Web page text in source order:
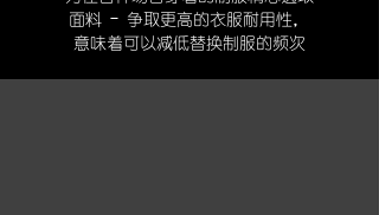
面料 - 争取更高的衣服耐用性，
意味着可以减低替换制服的频次